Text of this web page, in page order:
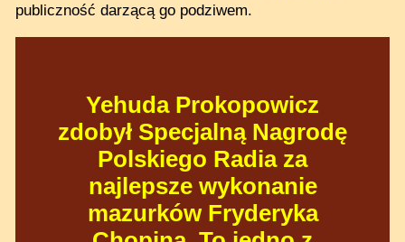
publiczność darzącą go podziwem.
Yehuda Prokopowicz
zdobył Specjalną Nagrodę
Polskiego Radia za
najlepsze wykonanie
mazurków Fryderyka